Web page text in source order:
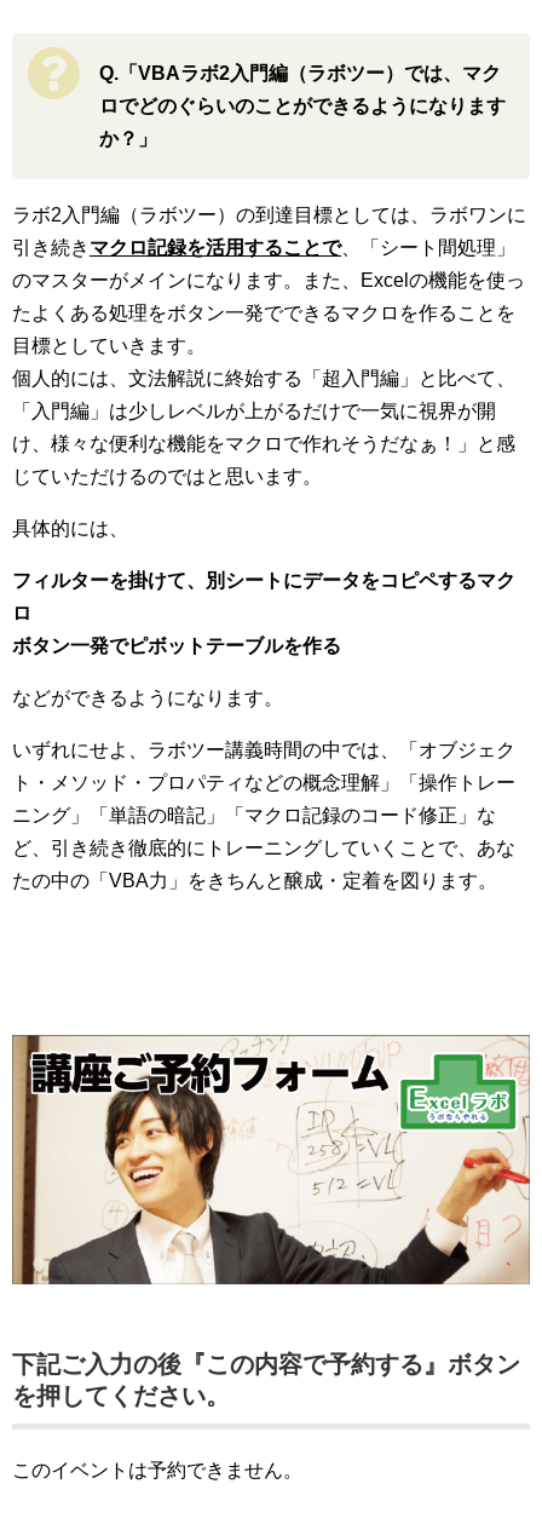
Q.「VBAラボ2入門編（ラボツー）では、マク
ロでどのぐらいのことができるようになります
か？」
ラボ2入門編（ラボツー）の到達目標としては、ラボワンに
引き続き マクロ記録を活用することで、「シート間処理」
のマスターがメインになります。また、Excelの機能を使っ
たよくある処理をボタン一発でできるマクロを作ることを
目標としていきます。
個人的には、文法解説に終始する「超入門編」と比べて、
「入門編」は少しレベルが上がるだけで一気に視界が開
け、様々な便利な機能をマクロで作れそうだなぁ！」と感
じていただけるのではと思います。
具体的には、
フィルターを掛けて、別シートにデータをコピペするマク
ロ
ボタン一発でピボットテーブルを作る
などができるようになります。
いずれにせよ、ラボツー講義時間の中では、「オブジェク
ト・メソッド・プロパティなどの概念理解」「操作トレー
ニング」「単語の暗記」「マクロ記録のコード修正」な
ど、引き続き徹底的にトレーニングしていくことで、あな
たの中の「VBA力」をきちんと醸成・定着を図ります。
下記ご入力の後『この内容で予約する』ボタン
を押してください。
このイベントは予約できません。